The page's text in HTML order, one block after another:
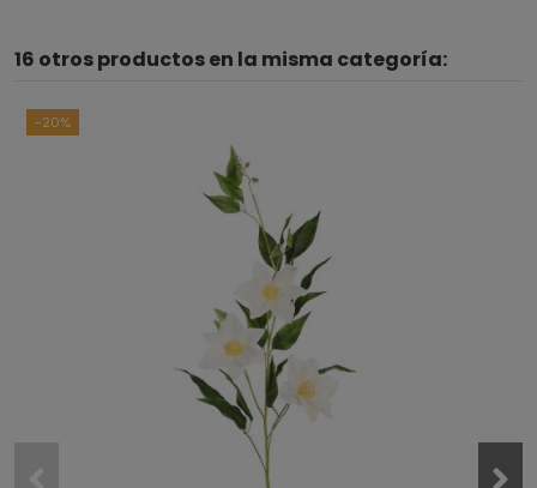
16 otros productos en la misma categoría:
-20%